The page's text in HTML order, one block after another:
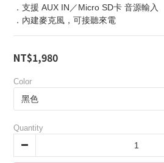
．支援 AUX IN／Micro SD卡 音源輸入
．內建麥克風，可接聽來電
NT$1,980
Color
Quantity